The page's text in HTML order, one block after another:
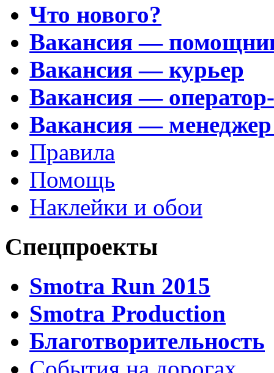
Что нового?
Вакансия —
Вакансия — курьер
Вакансия —
Вакансия —
Правила
Помощь
Наклейки и обои
Спецпроекты
Smotra Run 2015
Smotra Production
Благотворительность